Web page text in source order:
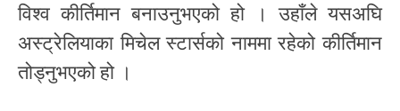
विश्व कीर्तिमान बनाउनुभएको हो । उहाँले यसअघि
अस्ट्रेलियाका मिचेल स्टार्सको नाममा रहेको कीर्तिमान
तोड्नुभएको हो ।